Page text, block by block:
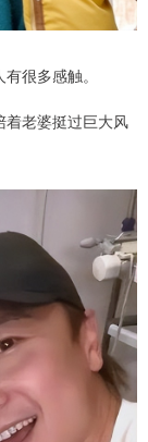
很多感触。
着老婆挺过巨大风